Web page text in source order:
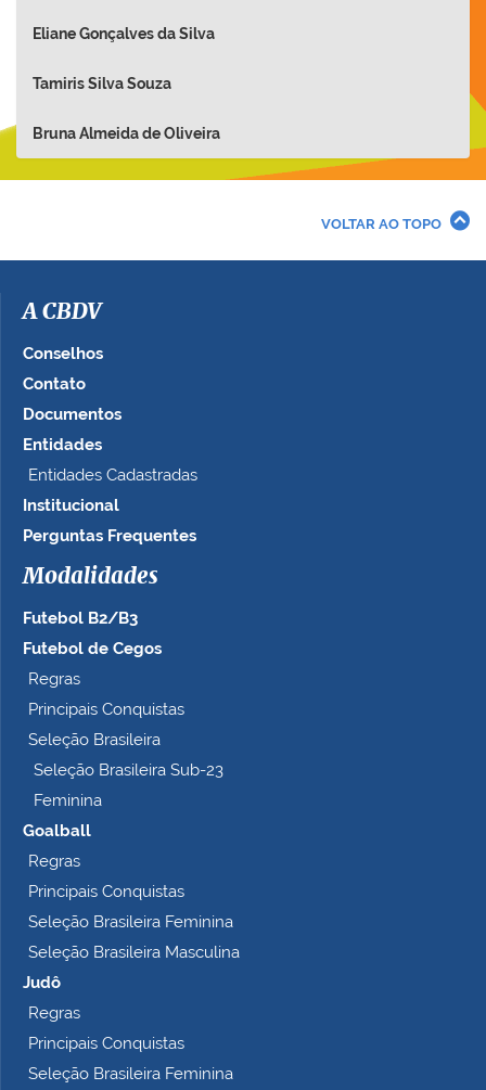
Eliane Gonçalves da Silva
Tamiris Silva Souza
Bruna Almeida de Oliveira
VOLTAR AO TOPO
A CBDV
Conselhos
Contato
Documentos
Entidades
Entidades Cadastradas
Institucional
Perguntas Frequentes
Modalidades
Futebol B2/B3
Futebol de Cegos
Regras
Principais Conquistas
Seleção Brasileira
Seleção Brasileira Sub-23
Feminina
Goalball
Regras
Principais Conquistas
Seleção Brasileira Feminina
Seleção Brasileira Masculina
Judô
Regras
Principais Conquistas
Seleção Brasileira Feminina